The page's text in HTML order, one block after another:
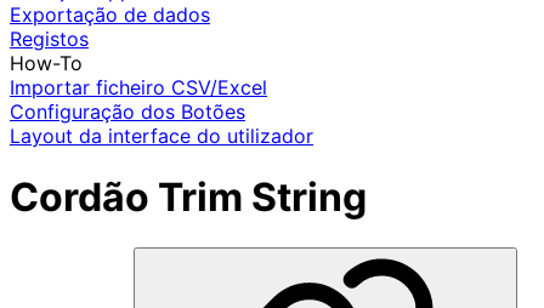
Exportação de dados
Registos
How-To
Importar ficheiro CSV/Excel
Configuração dos Botões
Layout da interface do utilizador
Cordão Trim String